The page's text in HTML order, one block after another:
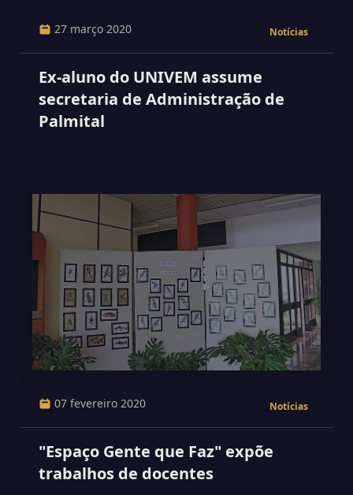
27 março 2020 Notícias
Ex-aluno do UNIVEM assume
secretaria de Administração de
Palmital
07 fevereiro 2020 Notícias
"Espaço Gente que Faz" expõe
trabalhos de docentes